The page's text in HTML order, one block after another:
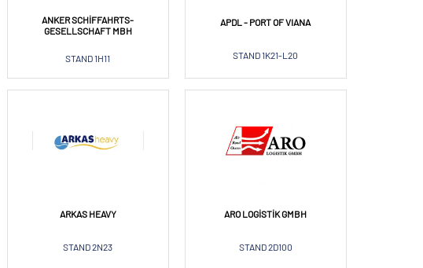
ANKER SCHIFFAHRTS-
GESELLSCHAFT MBH
STAND 1H11
APDL - PORT OF VIANA
STAND 1K21-L20
ARKAS HEAVY
STAND 2N23
ARO LOGISTIK GMBH
STAND 2D100